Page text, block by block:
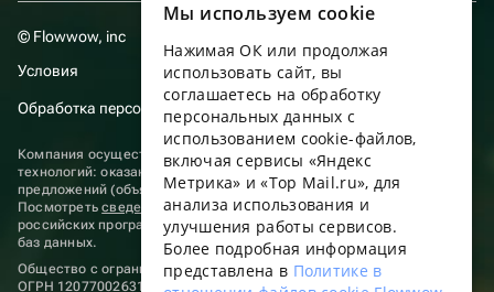
© Flowwow, inc
Условия
Обработка персональных данных
Компания осуществляет деятельность в области информационных
технологий: оказание услуг в сети “Интернет” по размещению
предложений (объявлений) продавцов о реализации товаров.
Посмотретьсведения о программах, включенных в реестр
российских программ для электронных вычислительных машин и
баз данных.
Общество с ограниченной ответственностью «ФЛАУВАУ»
ОГРН 1207700263198, ИНН 9702020445
ENGLISH
UKRAINIAN
PORTUGUESE
FRENCH
Мы используем сookie
Нажимая ОК или продолжая
использовать сайт, вы
соглашаетесь на обработку
персональных данных с
использованием cookie-файлов,
включая сервисы «Яндекс
Метрика» и «Top Mail.ru», для
анализа использования и
улучшения работы сервисов.
Более подробная информация
представлена в Политике в